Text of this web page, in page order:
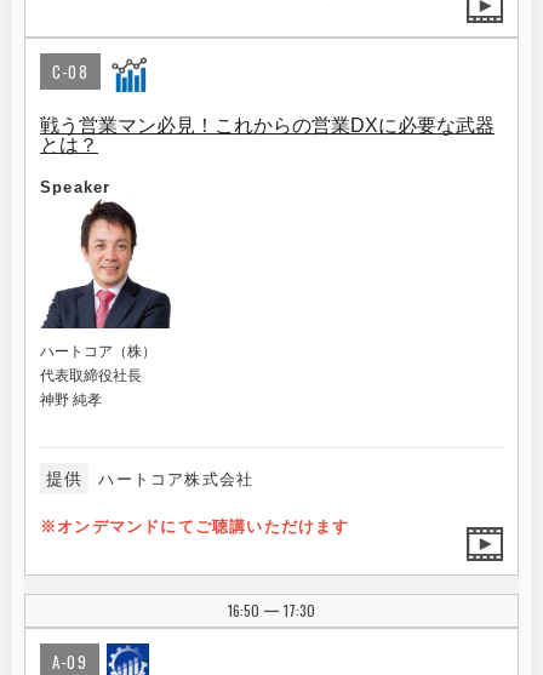
C-08
戦う営業マン必見！これからの営業DXに必要な武器
とは？
Speaker
ハートコア（株）
代表取締役社長
神野 純孝
提供 ハートコア株式会社
※オンデマンドにてご聴講いただけます
16:50 | 17:30
A-09